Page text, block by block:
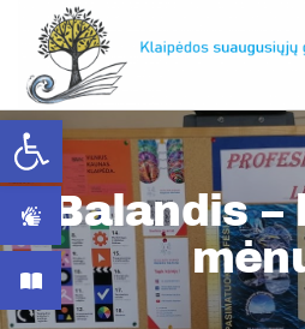
Open toolbar
Balandis